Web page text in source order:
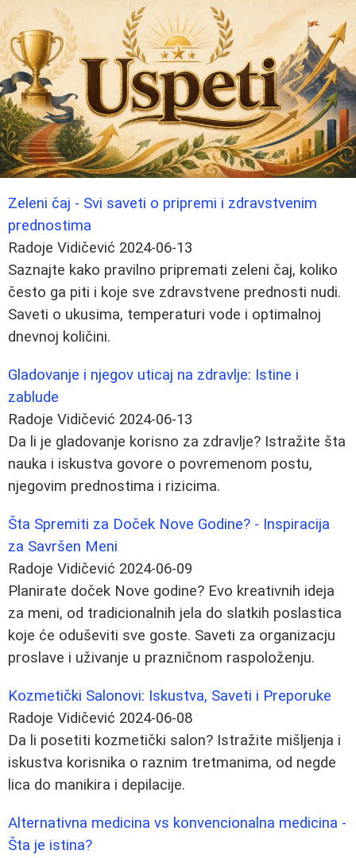
Zeleni čaj - Svi saveti o pripremi i zdravstvenim
prednostima
Radoje Vidičević 2024-06-13
Saznajte kako pravilno pripremati zeleni čaj, koliko
često ga piti i koje sve zdravstvene prednosti nudi.
Saveti o ukusima, temperaturi vode i optimalnoj
dnevnoj količini.
Gladovanje i njegov uticaj na zdravlje: Istine i
zablude
Radoje Vidičević 2024-06-13
Da li je gladovanje korisno za zdravlje? Istražite šta
nauka i iskustva govore o povremenom postu,
njegovim prednostima i rizicima.
Šta Spremiti za Doček Nove Godine? - Inspiracija
za Savršen Meni
Radoje Vidičević 2024-06-09
Planirate doček Nove godine? Evo kreativnih ideja
za meni, od tradicionalnih jela do slatkih poslastica
koje će oduševiti sve goste. Saveti za organizacju
proslave i uživanje u prazničnom raspoloženju.
Kozmetički Salonovi: Iskustva, Saveti i Preporuke
Radoje Vidičević 2024-06-08
Da li posetiti kozmetički salon? Istražite mišljenja i
iskustva korisnika o raznim tretmanima, od negde
lica do manikira i depilacije.
Alternativna medicina vs konvencionalna medicina -
Šta je istina?